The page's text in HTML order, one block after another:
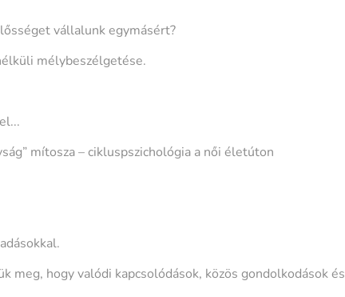
vállalunk egymásért?
mélybeszélgetése.
mítosza – cikluspszichológia a női életúton
meg, hogy valódi kapcsolódások, közös gondolkodások és